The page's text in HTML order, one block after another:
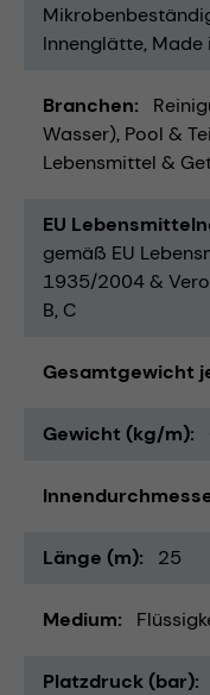
Innenglätte Made
Branchen
Wasser) Pool &
Lebensmittel &
EU
gemäß EU
1935/2004 &
B, C
Gesamtgewicht
Gewicht (kg/m)
Länge (m) 25
Medium
Platzdruck (bar)